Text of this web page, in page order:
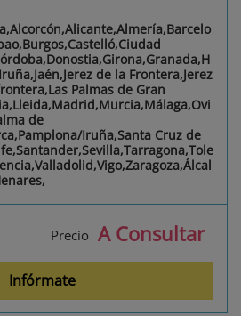
de la Frontera,Jerez
Palmas de Gran
de
Iruña,Santa Cruz de
Precio A Consultar
Infórmate